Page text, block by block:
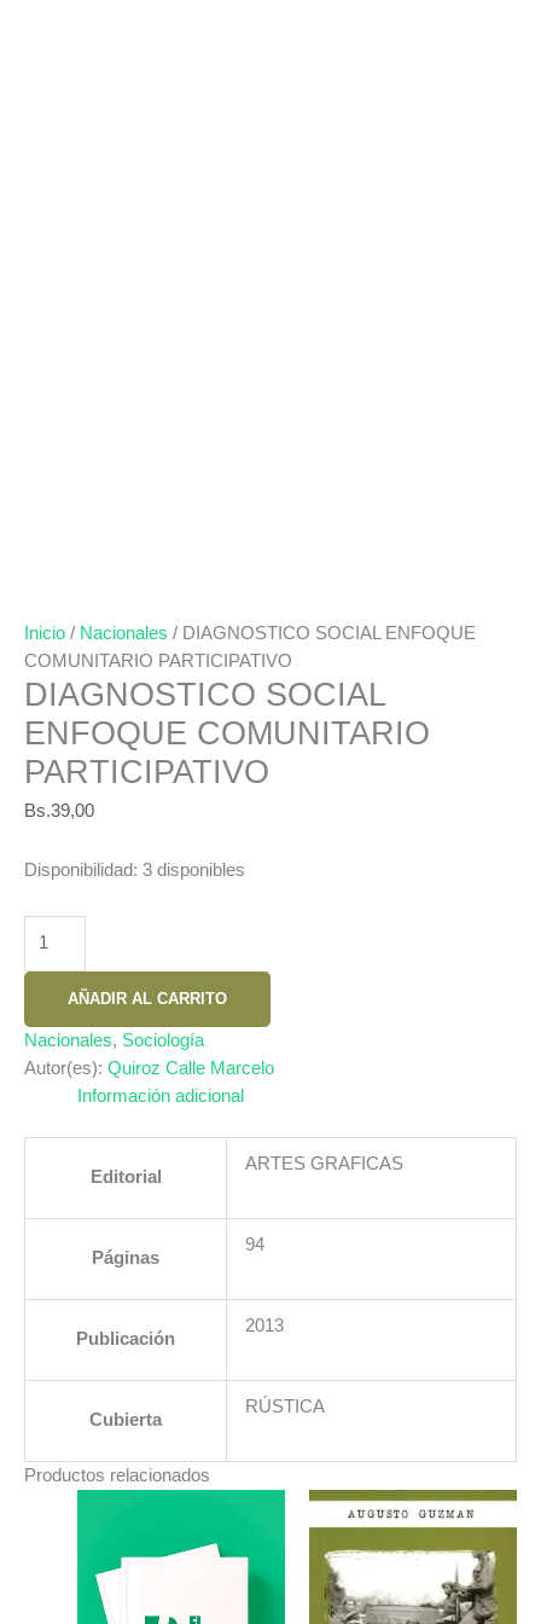
Inicio / Nacionales / DIAGNOSTICO SOCIAL ENFOQUE
COMUNITARIO PARTICIPATIVO
DIAGNOSTICO SOCIAL
ENFOQUE COMUNITARIO
PARTICIPATIVO
Bs.39,00
Disponibilidad: 3 disponibles
SOCIAL
ENFOQUE
COMUNITARIO
PARTICIPATIVO
cantidad
AÑADIR AL CARRITO
Nacionales, Sociología
Autor(es): Quiroz Calle Marcelo
Información adicional
Editorial
ARTES GRAFICAS
Páginas
94
Publicación
2013
Cubierta
RÚSTICA
Productos relacionados